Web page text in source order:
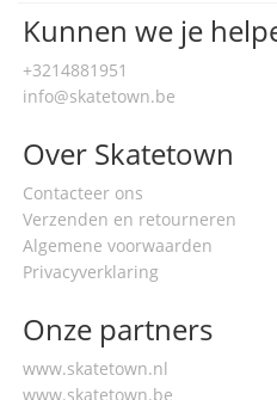
Kunnen we je
+3214881951
info@skatetown.be
Over Skatetown
Contacteer ons
Verzenden en retourneren
Algemene voorwaarden
Privacyverklaring
Onze partners
www.skatetown.nl
www.skatetown.be